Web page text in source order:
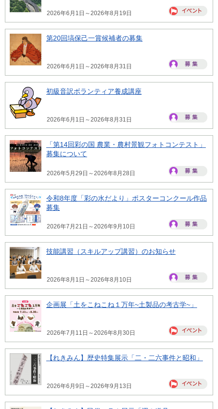
2026年6月1日～2026年8月19日
第20回塙保己一賞候補者の募集
2026年6月1日～2026年8月31日
初級音訳ボランティア養成講座
2026年6月1日～2026年8月31日
「第14回彩の国 農業・農村景観フォトコンテスト」
募集について
2026年5月29日～2026年8月28日
令和8年度「彩の水だより」ポスターコンクール作品
募集
2026年7月21日～2026年9月10日
技能講習（スキルアップ講習）のお知らせ
2026年8月1日～2026年8月10日
企画展「土をこねこね１万年~土製品の考古学~」
2026年7月11日～2026年8月30日
【れきみん】歴史特集展示「二・二六事件と昭和」
2026年6月9日～2026年9月13日